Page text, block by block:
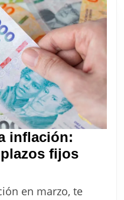
inflación:
fijos
en marzo, te